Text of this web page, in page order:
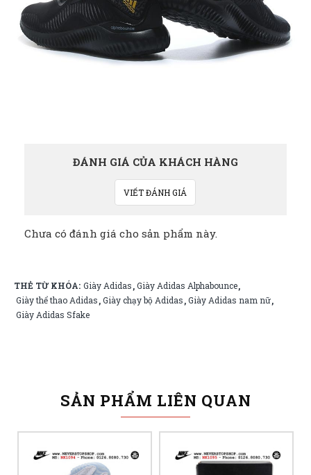
ĐÁNH GIÁ CỦA KHÁCH HÀNG
VIẾT ĐÁNH GIÁ
Chưa có đánh giá cho sản phẩm này.
THẺ TỪ KHÓA: Giày Adidas,Giày Adidas Alphabounce,
Giày thể thao Adidas,Giày chạy bộ Adidas,Giày Adidas nam nữ,
Giày Adidas Sfake
SẢN PHẨM LIÊN QUAN